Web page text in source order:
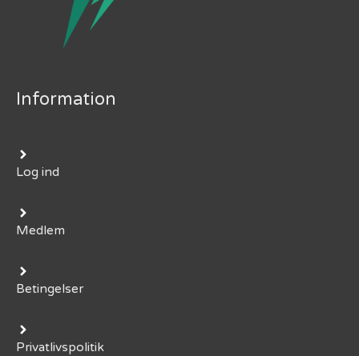
Information
Log ind
Medlem
Betingelser
Privatlivspolitik